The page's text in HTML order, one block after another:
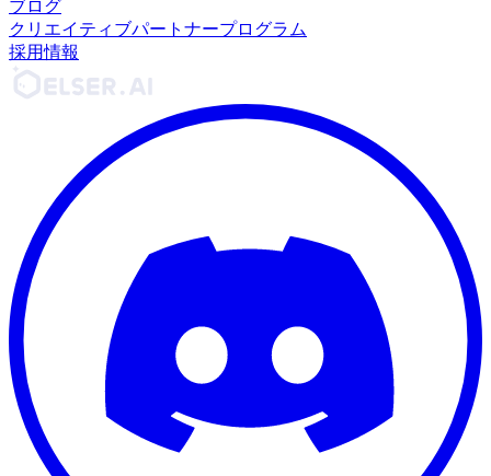
ブログ
クリエイティブパートナープログラム
採用情報